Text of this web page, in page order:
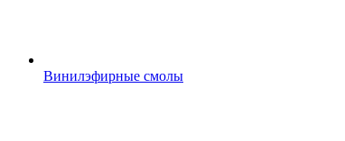
Винилэфирные смолы